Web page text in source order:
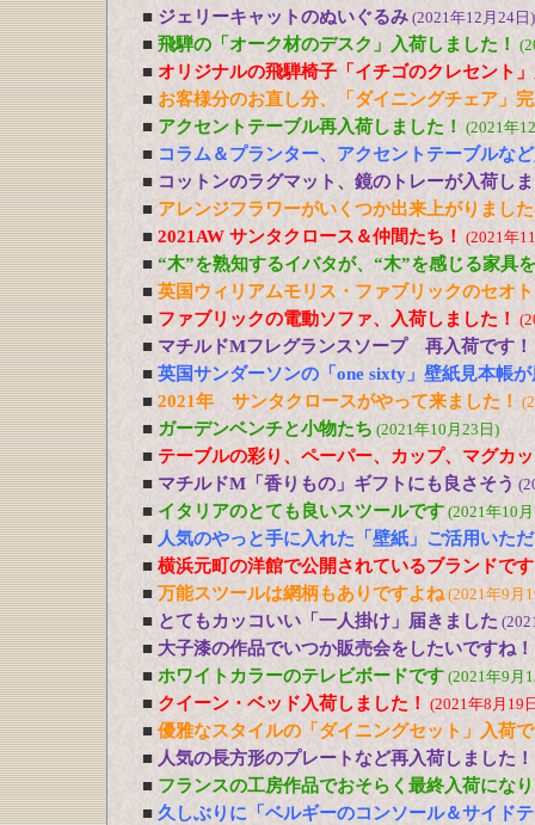
■ ジェリーキャットのぬいぐるみ (2021年12月24日)
■ 飛騨の「オーク材のデスク」入荷しました！
■ オリジナルの飛騨椅子「イチゴのクレセント
■ お客様分のお直し分、「ダイニングチェア」
■ アクセントテーブル再入荷しました！ (2021年
■ コラム＆プランター、アクセントテーブルな
■ コットンのラグマット、鏡のトレーが入荷し
■ アレンジフラワーがいくつか出来上がりまし
■ 2021AW サンタクロース＆仲間たち！ (2021年
■ “木”を熟知するイバタが、“木”を感じる家具
■ 英国ウィリアムモリス・ファブリックのセオ
■ ファブリックの電動ソファ、入荷しました！
■ マチルドMフレグランスソープ 再入荷です！
■ 英国サンダーソンの「one sixty」壁紙見本帳
■ 2021年 サンタクロースがやって来ました！
■ ガーデンベンチと小物たち (2021年10月23日)
■ テーブルの彩り、ペーパー、カップ、マグカ
■ マチルドM「香りもの」ギフトにも良さそう
■ イタリアのとても良いスツールです (2021年10
■ 人気のやっと手に入れた「壁紙」ご活用いた
■ 横浜元町の洋館で公開されているブランドで
■ 万能スツールは網柄もありですよね(2021年9月
■ とてもカッコいい「一人掛け」届きました
■ 大子漆の作品でいつか販売会をしたいですね！
■ ホワイトカラーのテレビボードです (2021年9月
■ クイーン・ベッド入荷しました！ (2021年8月19
■ 優雅なスタイルの「ダイニングセット」入荷
■ 人気の長方形のプレートなど再入荷しました！
■ フランスの工房作品でおそらく最終入荷にな
■ 久しぶりに「ベルギーのコンソール＆サイド